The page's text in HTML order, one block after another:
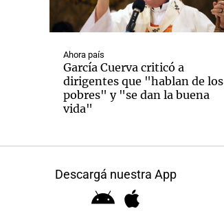
Ahora país
García Cuerva criticó a
dirigentes que "hablan de los
pobres" y "se dan la buena
vida"
Descargá nuestra App